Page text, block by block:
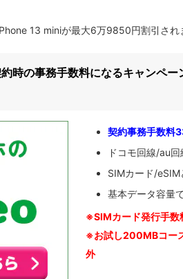
13 miniが最大6万9850円割引され
時の事務手数料になるキャンペー
契約事務手数料
ドコモ回線/au
SIMカード/
基本データ容量
※SIMカード発行手
※お試し200MBコー
外